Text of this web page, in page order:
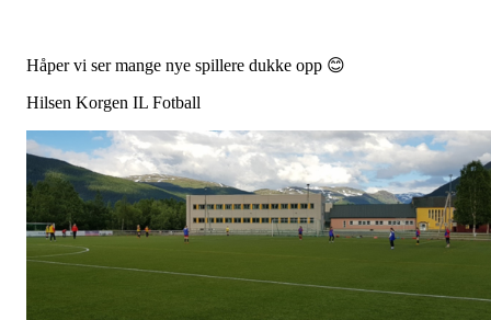
Håper vi ser mange nye spillere dukke opp 😊
Hilsen Korgen IL Fotball